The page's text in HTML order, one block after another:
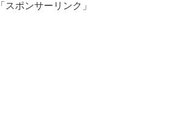
「スポンサーリンク」